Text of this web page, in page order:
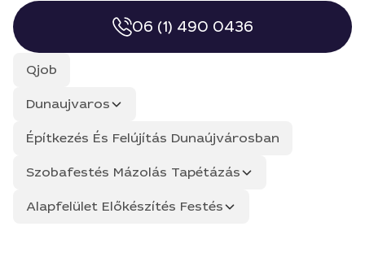
06 (1) 490 0436
Qjob
Dunaujvaros
Építkezés És Felújítás Dunaújvárosban
Szobafestés Mázolás Tapétázás
Alapfelület Előkészítés Festés